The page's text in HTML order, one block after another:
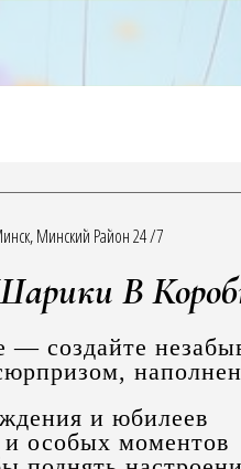
Минский Район 24 /7
В
— создайте
и юбилеев
особых моментов